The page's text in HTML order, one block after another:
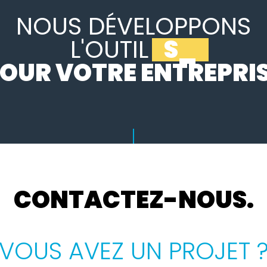
NOUS DÉVELOPPONS
L'OUTIL SUR MESURE
VOTRE
CONTACTEZ-NOUS.
AVEZ UN PROJET